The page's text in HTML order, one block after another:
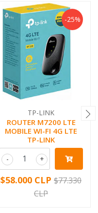
-25%
TP-LINK
ROUTER M7200 LTE
MOBILE WI-FI 4G LTE
TP-LINK
+
-
$58.000 CLP $77.330
CLP